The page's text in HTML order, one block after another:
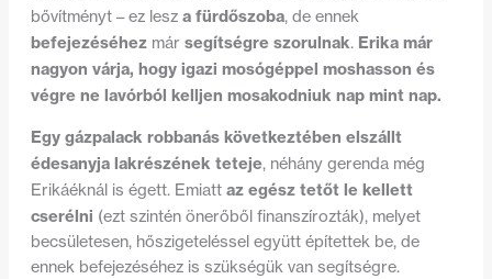
bővítményt – ez lesza fürdőszoba, de ennek
befejezéséhezmár segítségre szorulnak. Erika már
nagyon várja, hogy igazi mosógéppel moshasson és
végre ne lavórból kelljen mosakodniuk nap mint nap.
Egy gázpalack robbanás következtében elszállt
édesanyja lakrészének teteje, néhány gerenda még
Erikáéknál is égett. Emiatt az egész tetőt le kellett
cserélni (ezt szintén önerőből finanszírozták), melyet
becsületesen, hőszigeteléssel együtt építettek be, de
ennek befejezéséhez is szükségük van segítségre.